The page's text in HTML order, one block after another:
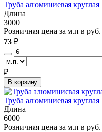
Труба алюминиевая
Длина
3000
Розничная цена за м.п в
73 ₽
₽
В корзину
Труба алюминиевая
Длина
6000
Розничная цена за м.п в